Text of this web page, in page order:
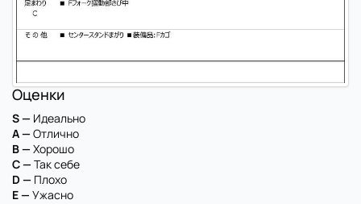
Оценки
S — Идеально
A — Отлично
B — Хорошо
C — Так себе
D — Плохо
E — Ужасно